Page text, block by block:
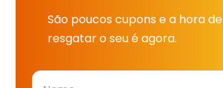
São poucos cupons e a hora de
resgatar o seu é agora.